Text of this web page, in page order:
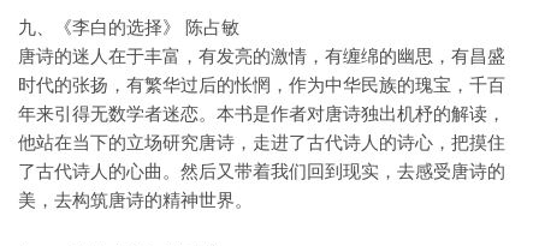
九、《李白的选择》 陈占敏
唐诗的迷人在于丰富，有发亮的激情，有缠绵的幽思，有昌盛
时代的张扬，有繁华过后的怅惘，作为中华民族的瑰宝，千百
年来引得无数学者迷恋。本书是作者对唐诗独出机杼的解读，
他站在当下的立场研究唐诗，走进了古代诗人的诗心，把摸住
了古代诗人的心曲。然后又带着我们回到现实，去感受唐诗的
美，去构筑唐诗的精神世界。